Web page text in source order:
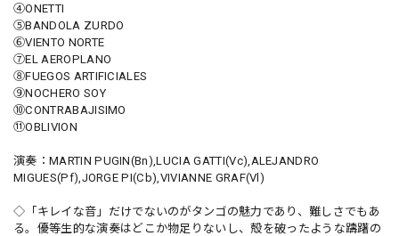
④ONETTI
⑤BANDOLA ZURDO
⑥VIENTO NORTE
⑦EL AEROPLANO
⑧FUEGOS ARTIFICIALES
⑨NOCHERO SOY
⑩CONTRABAJISIMO
⑪OBLIVION
演奏：MARTIN PUGIN(Bn),LUCIA GATTI(Vc),ALEJANDRO
MIGUES(Pf),JORGE PI(Cb),VIVIANNE GRAF(Vl)
◇「キレイな音」だけでないのがタンゴの魅力であり、難しさでもあ
る。優等生的な演奏はどこか物足りないし、殻を破ったような躊躇の